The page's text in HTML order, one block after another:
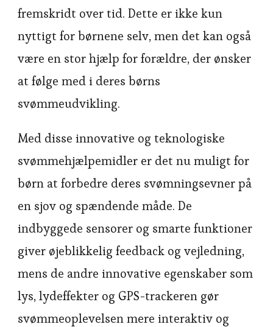
fremskridt over tid. Dette er ikke kun
nyttigt for børnene selv, men det kan også
være en stor hjælp for forældre, der ønsker
at følge med i deres børns
svømmeudvikling.
Med disse innovative og teknologiske
svømmehjælpemidler er det nu muligt for
børn at forbedre deres svømningsevner på
en sjov og spændende måde. De
indbyggede sensorer og smarte funktioner
giver øjeblikkelig feedback og vejledning,
mens de andre innovative egenskaber som
lys, lydeffekter og GPS-trackeren gør
svømmeoplevelsen mere interaktiv og